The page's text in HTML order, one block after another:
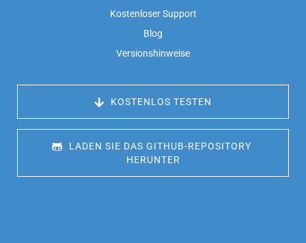
Kostenloser Support
Blog
Versionshinweise
KOSTENLOS TESTEN
LADEN SIE DAS GITHUB-REPOSITORY
HERUNTER